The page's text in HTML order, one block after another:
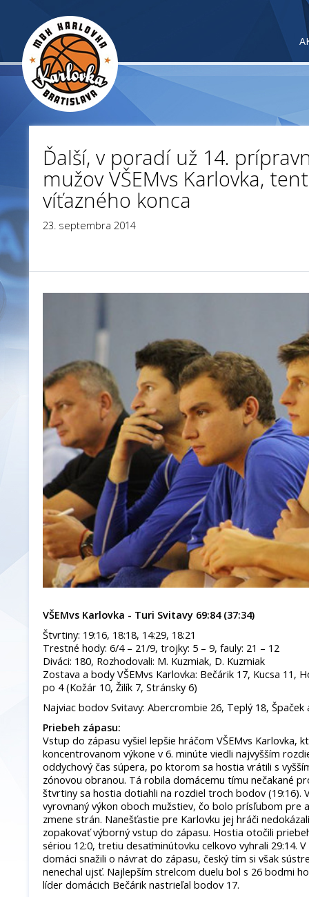
Ďalší, v poradí už 14.
mužov VŠEMvs Karlovka,
víťazného konca
23. septembra 2014
VŠEMvs Karlovka - Turi Svitavy 69:84 (37:34)
Štvrtiny: 19:16, 18:18, 14:29, 18:21
Trestné hody: 6/4 – 21/9, trojky: 5 – 9, fauly: 21 – 12
Diváci: 180, Rozhodovali: M. Kuzmiak, D. Kuzmiak
Zostava a body VŠEMvs Karlovka: Bečárik 17, Kucsa 11,
po 4 (Kožár 10, Žilík 7, Stránsky 6)
Najviac bodov Svitavy: Abercrombie 26, Teplý 18,
Priebeh zápasu:
Vstup do zápasu vyšiel lepšie hráčom VŠEMvs Karlovka,
koncentrovanom výkone v 6. minúte viedli najvyšším
oddychový čas súpera, po ktorom sa hostia vrátili s
zónovou obranou. Tá robila domácemu tímu nečakané
štvrtiny sa hostia dotiahli na rozdiel troch bodov (19:16).
vyrovnaný výkon oboch mužstiev, čo bolo prísľubom pre
zmene strán. Nanešťastie pre Karlovku jej hráči
zopakovať výborný vstup do zápasu. Hostia otočili
sériou 12:0, tretiu desaťminútovku celkovo vyhrali 29:14.
domáci snažili o návrat do zápasu, český tím si však
nenechal ujsť. Najlepším strelcom duelu bol s 26 bodmi
líder domácich Bečárik nastrieľal bodov 17.